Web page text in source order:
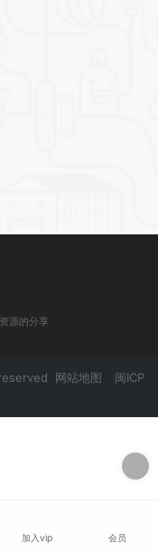
源的分享
网站地图
闽ICP
加入vip
会员